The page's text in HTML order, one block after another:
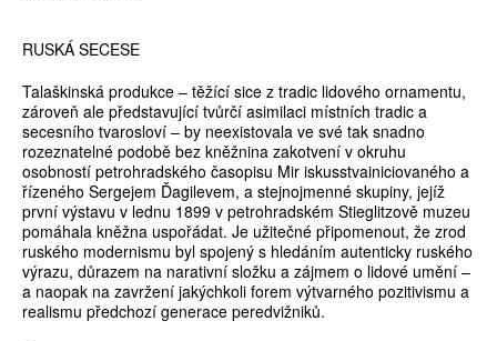
RUSKÁ SECESE
Talaškinská produkce – těžící sice z tradic lidového ornamentu,
zároveň ale představující tvůrčí asimilaci místních tradic a
secesního tvarosloví – by neexistovala ve své tak snadno
rozeznatelné podobě bez kněžnina zakotvení v okruhu
osobností petrohradského časopisu Mir iskusstvainiciovaného a
řízeného Sergejem Ďagilevem, a stejnojmenné skupiny, jejíž
první výstavu v lednu 1899 v petrohradském Stieglitzově muzeu
pomáhala kněžna uspořádat. Je užitečné připomenout, že zrod
ruského modernismu byl spojený s hledáním autenticky ruského
výrazu, důrazem na narativní složku a zájmem o lidové umění –
a naopak na zavržení jakýchkoli forem výtvarného pozitivismu a
realismu předchozí generace peredvižniků.